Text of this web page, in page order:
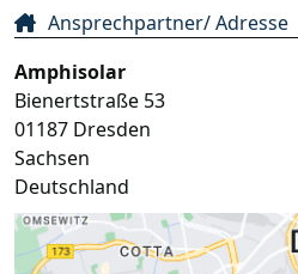
Ansprechpartner/ Adresse
Amphisolar
Bienertstraße 53
01187 Dresden
Sachsen
Deutschland